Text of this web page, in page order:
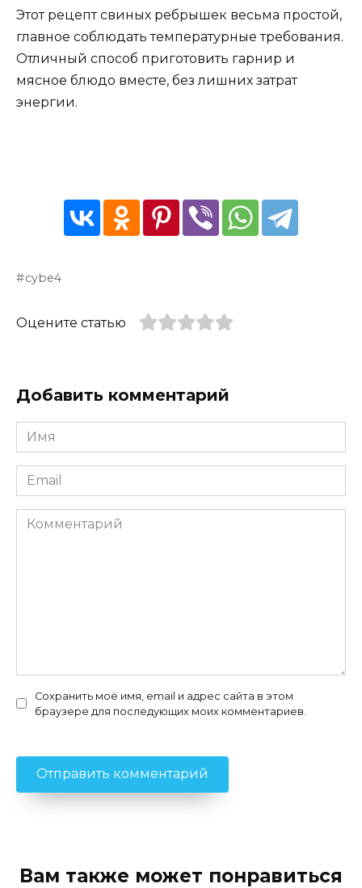
Этот рецепт свиных ребрышек весьма простой,
главное соблюдать температурные требования.
Отличный способ приготовить гарнир и
мясное блюдо вместе, без лишних затрат
энергии.
cybe4
Оцените статью
Добавить комментарий
Имя
*
Email
*
Комментарий
Сохранить моё имя, email и адрес сайта в этом
браузере для последующих моих комментариев.
Вам также может понравиться